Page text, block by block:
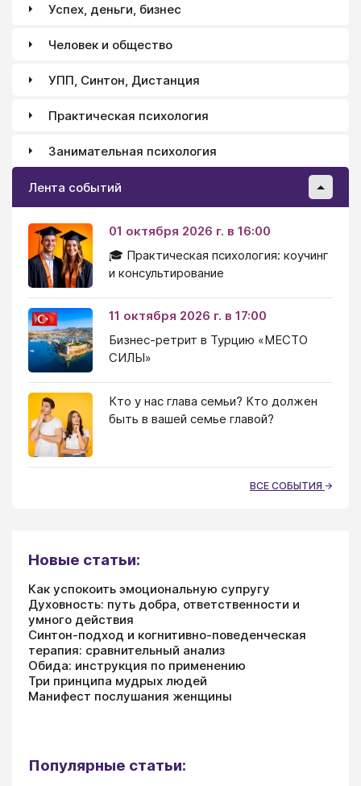
Успех, деньги, бизнес
Человек и общество
УПП, Синтон, Дистанция
Практическая психология
Занимательная психология
Лента событий
01 октября 2026 г. в 16:00
🎓 Практическая психология: коучинг
и консультирование
11 октября 2026 г. в 17:00
Бизнес-ретрит в Турцию «МЕСТО
СИЛЫ»
Кто у нас глава семьи? Кто должен
быть в вашей семье главой?
ВСЕ СОБЫТИЯ
Новые статьи:
Как успокоить эмоциональную супругу
Духовность: путь добра, ответственности и
умного действия
Синтон-подход и когнитивно-поведенческая
терапия: сравнительный анализ
Обида: инструкция по применению
Три принципа мудрых людей
Манифест послушания женщины
Популярные статьи: